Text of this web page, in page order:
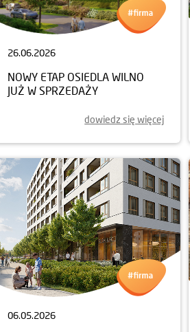
26.06.2026
NOWY ETAP OSIEDLA WILNO
JUŻ W SPRZEDAŻY
dowiedz się więcej
06.05.2026